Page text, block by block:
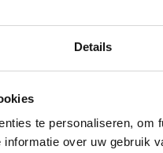
Details
te personaliseren, om
over uw gebruik
Rijstnoedels
- Glutenvrij